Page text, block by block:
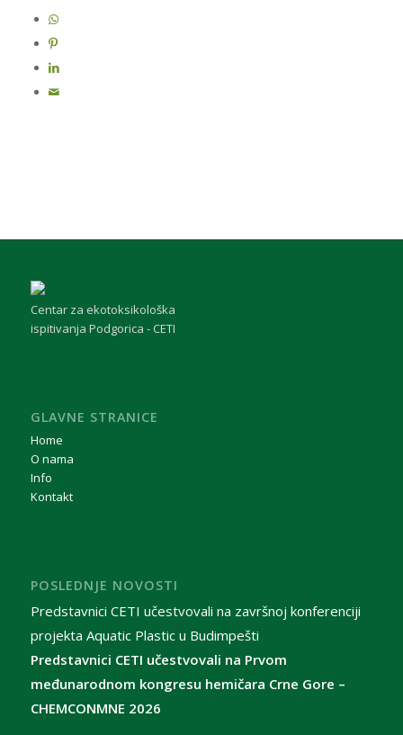
Centar za ekotoksikološka
ispitivanja Podgorica - CETI
GLAVNE STRANICE
Home
O nama
Info
Kontakt
POSLEDNJE NOVOSTI
Predstavnici CETI učestvovali na završnoj konferenciji
projekta Aquatic Plastic u Budimpešti
Predstavnici CETI učestvovali na Prvom
međunarodnom kongresu hemičara Crne Gore –
CHEMCONMNE 2026